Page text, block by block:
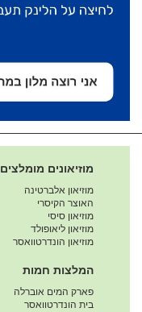
מוזיאונים מומלצים
מוזיאון אלברטינה
האוצר הקיסרי
מוזיאון סיסי
מוזיאון ליאופולד
מוזיאון הונדרטוואסר
המלצות חמות
פארק המים אוברלה
בית הונדרטוואסר